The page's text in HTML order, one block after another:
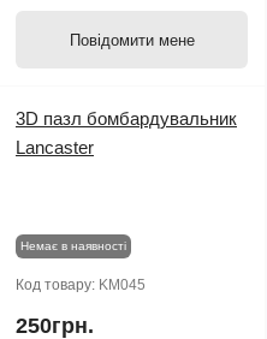
Повідомити мене
3D пазл бомбардувальник
Lancaster
Немає в наявності
Код товару: KM045
250грн.